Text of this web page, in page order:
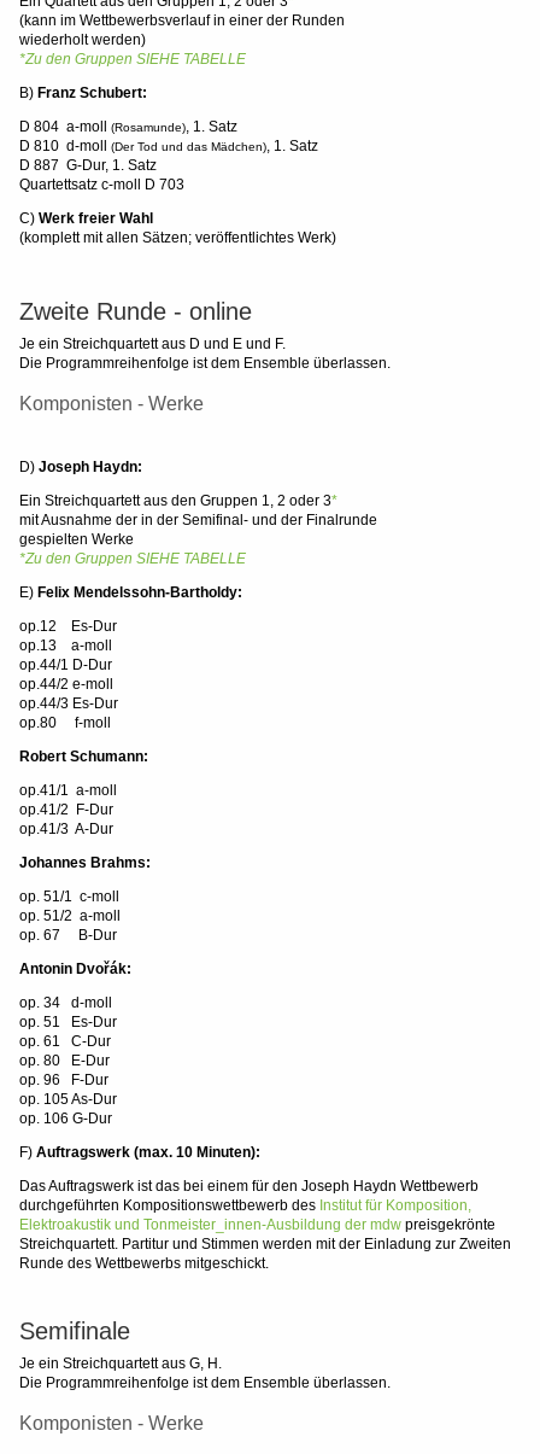
(kann im Wettbewerbsverlauf in einer der Runden
wiederholt werden)
*Zu den Gruppen SIEHE TABELLE
B) Franz Schubert:
D 804 a-moll (Rosamunde), 1. Satz
D 810 d-moll (Der Tod und das Mädchen), 1. Satz
D 887 G-Dur, 1. Satz
Quartettsatz c-moll D 703
C) Werk freier Wahl
(komplett mit allen Sätzen; veröffentlichtes Werk)
Zweite Runde - online
Je ein Streichquartett aus D und E und F.
Die Programmreihenfolge ist dem Ensemble überlassen.
Komponisten - Werke
D) Joseph Haydn:
Ein Streichquartett aus den Gruppen 1, 2 oder 3*
mit Ausnahme der in der Semifinal- und der Finalrunde
gespielten Werke
*Zu den Gruppen SIEHE TABELLE
E) Felix Mendelssohn-Bartholdy:
op.12 Es-Dur
op.13 a-moll
op.44/1 D-Dur
op.44/2 e-moll
op.44/3 Es-Dur
op.80 f-moll
Robert Schumann:
op.41/1 a-moll
op.41/2 F-Dur
op.41/3 A-Dur
Johannes Brahms:
op. 51/1 c-moll
op. 51/2 a-moll
op. 67 B-Dur
Antonin Dvořák:
op. 34 d-moll
op. 51 Es-Dur
op. 61 C-Dur
op. 80 E-Dur
op. 96 F-Dur
op. 105 As-Dur
op. 106 G-Dur
F) Auftragswerk (max. 10 Minuten):
Das Auftragswerk ist das bei einem für den Joseph Haydn Wettbewerb
durchgeführten Kompositionswettbewerb des Institut für Komposition,
Elektroakustik und Tonmeister_innen-Ausbildung der mdw preisgekrönte
Streichquartett. Partitur und Stimmen werden mit der Einladung zur Zweiten
Runde des Wettbewerbs mitgeschickt.
Semifinale
Je ein Streichquartett aus G, H.
Die Programmreihenfolge ist dem Ensemble überlassen.
Komponisten - Werke